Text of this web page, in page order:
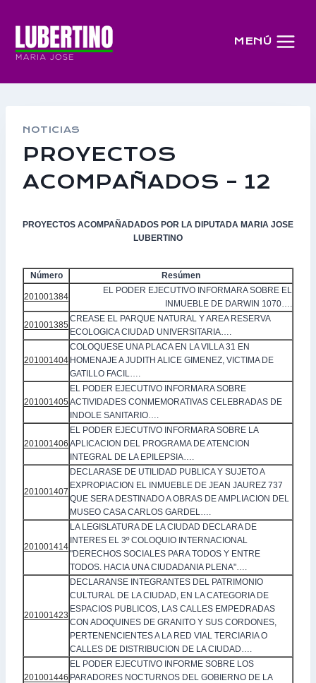
contenido
MENÚ
NOTICIAS
PROYECTOS
ACOMPAÑADOS – 12
PROYECTOS ACOMPAÑADADOS POR LA DIPUTADA MARIA JOSE
LUBERTINO
Número Resúmen
201001384
EL PODER EJECUTIVO INFORMARA SOBRE EL
INMUEBLE DE DARWIN 1070….
201001385
CREASE EL PARQUE NATURAL Y AREA RESERVA
ECOLOGICA CIUDAD UNIVERSITARIA….
201001404
COLOQUESE UNA PLACA EN LA VILLA 31 EN
HOMENAJE A JUDITH ALICE GIMENEZ, VICTIMA DE
GATILLO FACIL….
201001405
EL PODER EJECUTIVO INFORMARA SOBRE
ACTIVIDADES CONMEMORATIVAS CELEBRADAS DE
INDOLE SANITARIO….
201001406
EL PODER EJECUTIVO INFORMARA SOBRE LA
APLICACION DEL PROGRAMA DE ATENCION
INTEGRAL DE LA EPILEPSIA….
201001407
DECLARASE DE UTILIDAD PUBLICA Y SUJETO A
EXPROPIACION EL INMUEBLE DE JEAN JAUREZ 737
QUE SERA DESTINADO A OBRAS DE AMPLIACION DEL
MUSEO CASA CARLOS GARDEL….
201001414
LA LEGISLATURA DE LA CIUDAD DECLARA DE
INTERES EL 3º COLOQUIO INTERNACIONAL
"DERECHOS SOCIALES PARA TODOS Y ENTRE
TODOS. HACIA UNA CIUDADANIA PLENA"….
201001423
DECLARANSE INTEGRANTES DEL PATRIMONIO
CULTURAL DE LA CIUDAD, EN LA CATEGORIA DE
ESPACIOS PUBLICOS, LAS CALLES EMPEDRADAS
CON ADOQUINES DE GRANITO Y SUS CORDONES,
PERTENENCIENTES A LA RED VIAL TERCIARIA O
CALLES DE DISTRIBUCION DE LA CIUDAD….
201001446
EL PODER EJECUTIVO INFORME SOBRE LOS
PARADORES NOCTURNOS DEL GOBIERNO DE LA